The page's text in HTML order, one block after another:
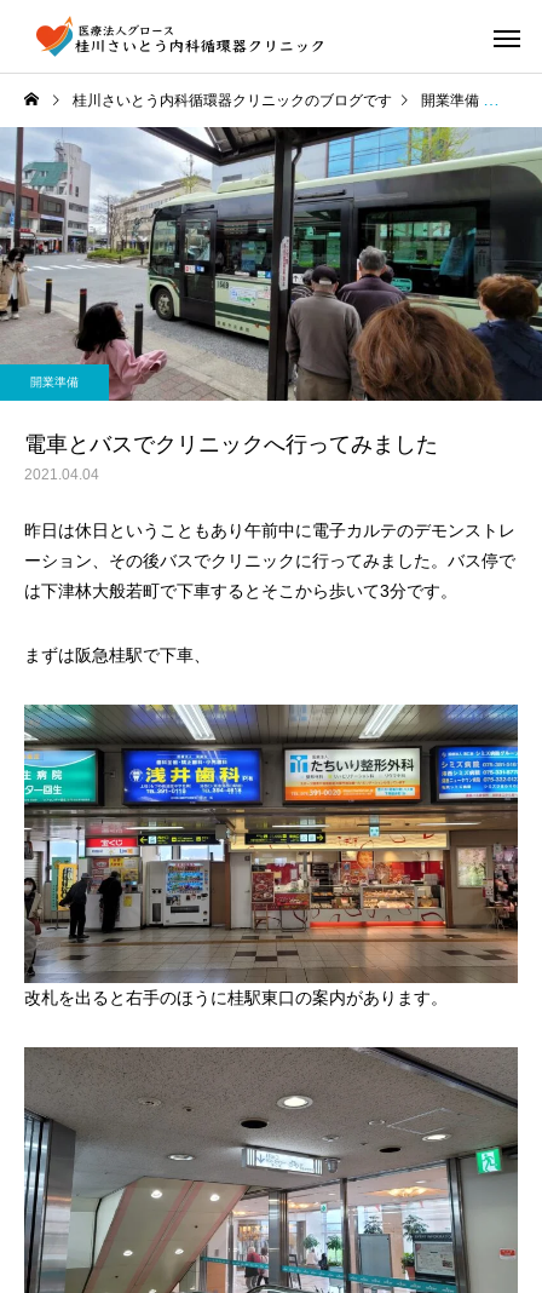
桂川さいとう内科循環器クリニックのブログです 開業準備
開業準備
電車とバスでクリニックへ行ってみました
2021.04.04
昨日は休日ということもあり午前中に電子カルテのデモンストレ
ーション、その後バスでクリニックに行ってみました。バス停で
は下津林大般若町で下車するとそこから歩いて3分です。
まずは阪急桂駅で下車、
改札を出ると右手のほうに桂駅東口の案内があります。